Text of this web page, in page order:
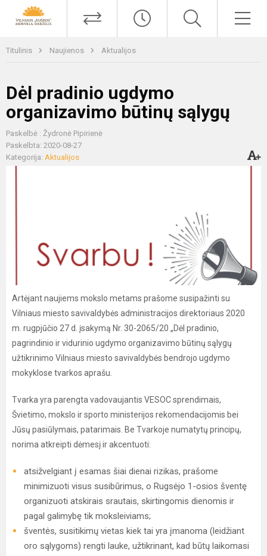
Titulinis Naujienos Aktualijos
Dėl pradinio ugdymo
organizavimo būtinų sąlygų
Paskelbė : Žydronė Pipirienė
Paskelbta: 2020-08-27
Kategorija: Aktualijos
Artėjant naujiems mokslo metams prašome susipažinti su
Vilniaus miesto savivaldybės administracijos direktoriaus 2020
m. rugpjūčio 27 d. įsakymą Nr. 30-2065/20 „Dėl pradinio,
pagrindinio ir vidurinio ugdymo organizavimo būtinų sąlygų
užtikrinimo Vilniaus miesto savivaldybės bendrojo ugdymo
mokyklose tvarkos aprašu.
Tvarka yra parengta vadovaujantis VESOC sprendimais,
Švietimo, mokslo ir sporto ministerijos rekomendacijomis bei
Jūsų pasiūlymais, patarimais. Be Tvarkoje numatytų principų,
norima atkreipti dėmesį ir akcentuoti:
atsižvelgiant į esamas šiai dienai rizikas, prašome
minimizuoti visus susibūrimus, o Rugsėjo 1-osios šventę
organizuoti atskirais srautais, skirtingomis dienomis ir
pagal galimybę tik moksleiviams;
šventės, susitikimų vietas kiek tai yra įmanoma (leidžiant
oro sąlygoms) rengti lauke, užtikrinant, kad būtų laikomasi